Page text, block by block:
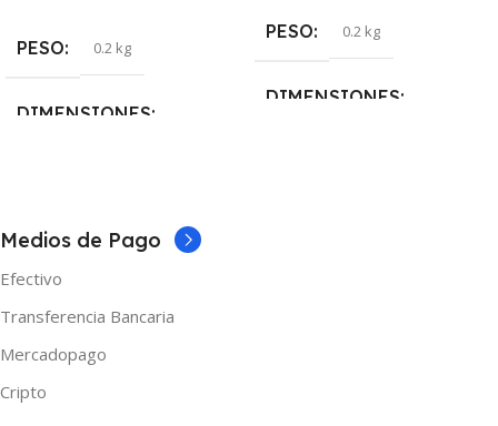
PESO 0.2 kg
DIMENSIONES
NICOTINA 0mg ,3mg
TAMAÑO
PESO 0.2 kg
DIMENSIONES
Medios de Pago
Efectivo
Transferencia Bancaria
Mercadopago
Cripto